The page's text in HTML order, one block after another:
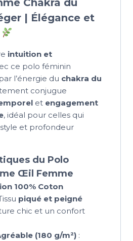
Chakra du
| Élégance et
intuition et
ce polo féminin
l’énergie du chakra du
conjugue
et engagement
, idéal pour celles qui
et profondeur
du Polo
Œil Femme
100% Coton
piqué et peigné
chic et un confort
(180 g/m²):